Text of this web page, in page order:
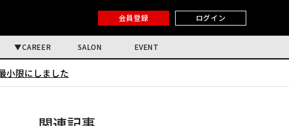
会員登録 ログイン
CAREER SALON EVENT
小限にしました